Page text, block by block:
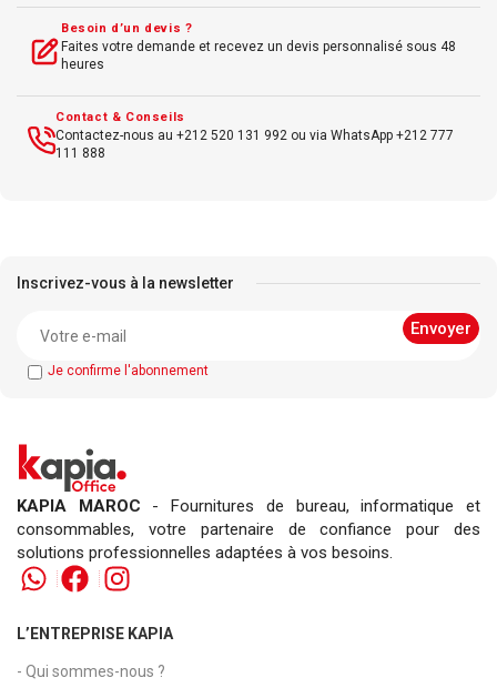
Besoin d’un devis ?
Faites votre demande et recevez un devis personnalisé sous 48
heures
Contact & Conseils
Contactez-nous au +212 520 131 992 ou via WhatsApp +212 777
111 888
Inscrivez-vous à la newsletter
Je confirme l'abonnement
KAPIA MAROC - Fournitures de bureau, informatique et
consommables, votre partenaire de confiance pour des
solutions professionnelles adaptées à vos besoins.
L’ENTREPRISE KAPIA
- Qui sommes-nous ?